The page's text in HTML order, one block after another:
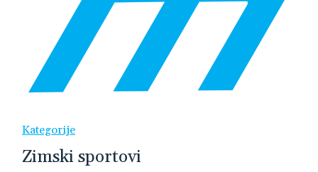
Kategorije
Zimski sportovi